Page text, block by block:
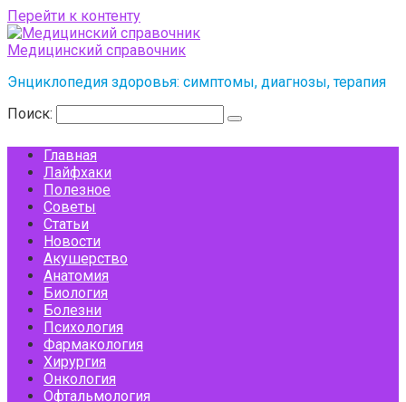
Перейти к контенту
Медицинский справочник
Энциклопедия здоровья: симптомы, диагнозы, терапия
Поиск:
Главная
Лайфхаки
Полезное
Советы
Статьи
Новости
Акушерство
Анатомия
Биология
Болезни
Психология
Фармакология
Хирургия
Онкология
Офтальмология